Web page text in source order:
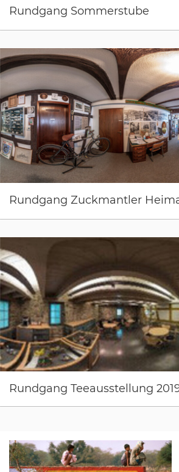
Rundgang Sommerstube
Rundgang Zuckmantler
Rundgang Teeausstellung